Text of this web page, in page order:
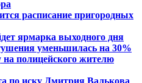
расписание пригородных
ярмарка выходного дня
уменьшилась на 30%
полицейского жителю
по иску Дмитрия Валькова